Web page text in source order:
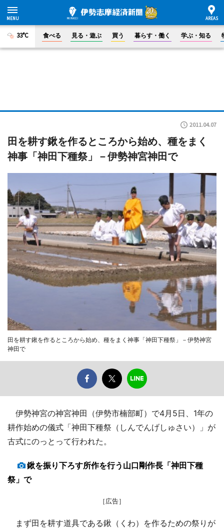
33°C 食べる 見る・遊ぶ 買う 暮らす・働く 学ぶ・知る
2011.04.07
田を耕す鍬を作るところから始め、種をまく
神事「神田下種祭」－伊勢神宮神田で
田を耕す鍬を作るところから始め、種をまく神事「神田下種祭」－伊勢神宮
神田で
伊勢神宮の神宮神田（伊勢市楠部町）で4月5日、1年の
耕作始めの儀式「神田下種祭（しんでんげしゅさい）」が
古式にのっとって行われた。
鍬を振り下ろす所作を行う山口剛作長「神田下種
祭」で
［広告］
まず田を耕す道具である鍬（くわ）を作るための祭りが